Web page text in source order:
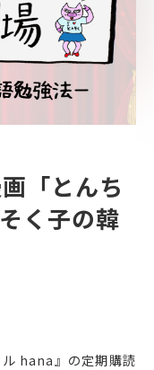
「とんち
く子の韓
hana』の定期購読